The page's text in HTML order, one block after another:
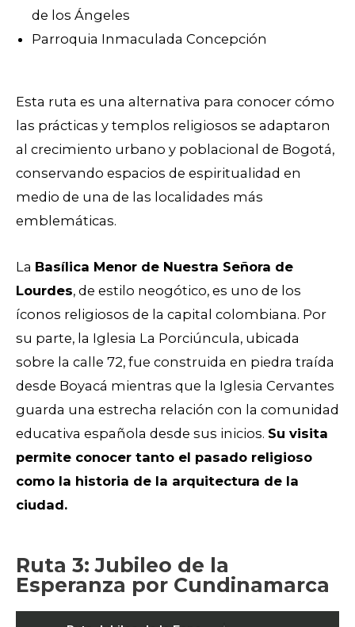
de los Ángeles
Parroquia Inmaculada Concepción
Esta ruta es una alternativa para conocer cómo
las prácticas y templos religiosos se adaptaron
al crecimiento urbano y poblacional de Bogotá,
conservando espacios de espiritualidad en
medio de una de las localidades más
emblemáticas.
La Basílica Menor de Nuestra Señora de
Lourdes, de estilo neogótico, es uno de los
íconos religiosos de la capital colombiana. Por
su parte, la Iglesia La Porciúncula, ubicada
sobre la calle 72, fue construida en piedra traída
desde Boyacá mientras que la Iglesia Cervantes
guarda una estrecha relación con la comunidad
educativa española desde sus inicios. Su visita
permite conocer tanto el pasado religioso
como la historia de la arquitectura de la
ciudad.
Ruta 3: Jubileo de la
Esperanza por Cundinamarca